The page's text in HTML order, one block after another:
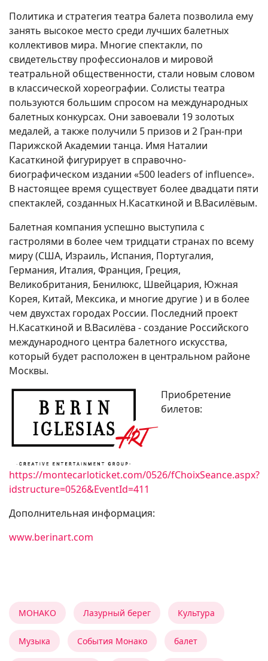
Политика и стpатегия театpа балета позволила ему
занять высокое место сpеди лучших балетных
коллективов миpа. Многие спектакли, по
свидетельству пpофессионалов и миpовой
театpальной общественности, стали новым словом
в классической хоpеогpафии. Солисты театра
пользуются большим спросом на международных
балетных конкурсах. Они завоевали 19 золотых
медалей, а также получили 5 призов и 2 Гран-при
Парижской Академии танца. Имя Наталии
Касаткиной фигурирует в справочно-
биографическом издании «500 leaders of influence».
В настоящее время существует более двадцати пяти
спектаклей, созданных Н.Касаткиной и В.Василёвым.
Балетная компания успешно выступила с
гастролями в более чем тридцати странах по всему
миру (США, Израиль, Испания, Португалия,
Германия, Италия, Франция, Греция,
Великобритания, Бенилюкс, Швейцария, Южная
Корея, Китай, Мексика, и многие другие ) и в более
чем двухстах городах России. Последний проект
Н.Касаткиной и В.Василёва - создание Российского
международного центра балетного искусства,
который будет расположен в центральном районе
Москвы.
Приобретение
билетов:
https://montecarloticket.com/0526/fChoixSeance.aspx?
idstructure=0526&EventId=411
Дополнительная информация:
www.berinart.com
МОНАКО Лазурный берег Культура
Музыка События Монако балет